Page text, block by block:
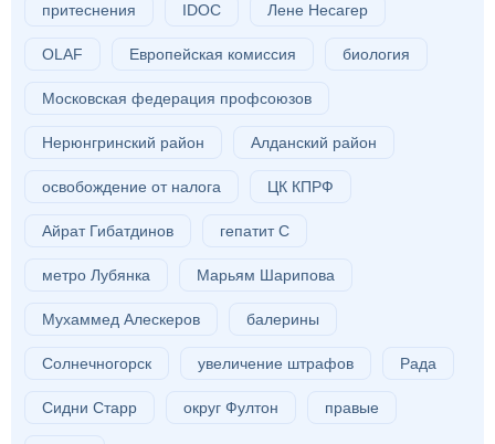
притеснения IDOC Лене Несагер
OLAF Европейская комиссия биология
Московская федерация профсоюзов
Нерюнгринский район Алданский район
освобождение от налога ЦК КПРФ
Айрат Гибатдинов гепатит С
метро Лубянка Марьям Шарипова
Мухаммед Алескеров балерины
Солнечногорск увеличение штрафов Рада
Сидни Старр округ Фултон правые